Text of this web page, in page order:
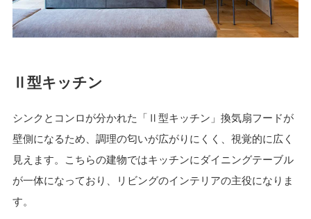
Ⅱ型キッチン
シンクとコンロが分かれた「Ⅱ型キッチン」換気扇フードが
壁側になるため、調理の匂いが広がりにくく、視覚的に広く
見えます。こちらの建物ではキッチンにダイニングテーブル
が一体になっており、リビングのインテリアの主役になりま
す。